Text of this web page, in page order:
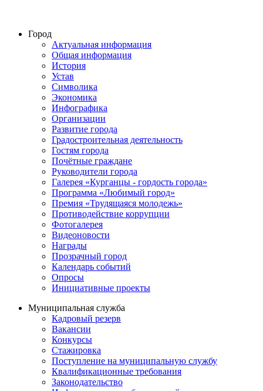
Город
Актуальная информация
Общая информация
История
Устав
Символика
Экономика
Инфографика
Организации
Развитие города
Градостроительная деятельность
Гостям города
Почётные граждане
Руководители города
Галерея «Курганцы - гордость города»
Программа «Любимый город»
Премия «Трудящаяся молодежь»
Противодействие коррупции
Фотогалерея
Видеоновости
Награды
Прозрачный город
Календарь событий
Опросы
Инициативные проекты
Муниципальная служба
Кадровый резерв
Вакансии
Конкурсы
Стажировка
Поступление на муниципальную службу
Квалификационные требования
Законодательство